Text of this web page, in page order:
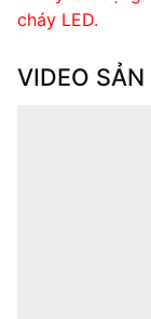
cháy LED.
VIDEO